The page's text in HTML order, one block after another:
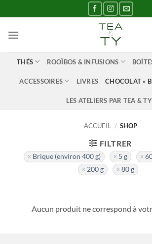
au
contenu
THÉS ROOÏBOS & INFUSIONS
ACCESSOIRES LIVRES CHOCOLAT «
LES ATELIERS PAR TEA & TY
ACCUEIL / SHOP
FILTRER
Brique (environ 400 g) 5 g
200 g
80 g
Aucun produit ne correspond à